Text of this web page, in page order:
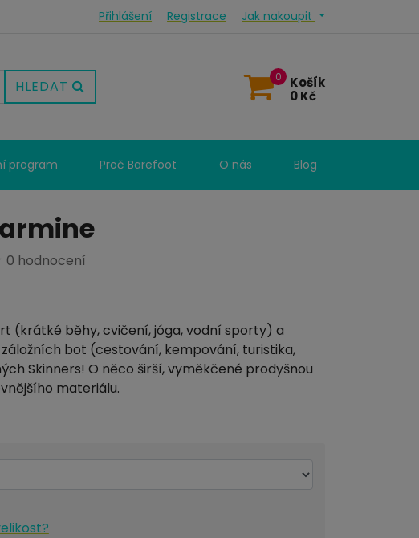
Přihlášení Registrace Jak nakoupit
HLEDAT
0
Košík
0 Kč
program Proč Barefoot O nás Blog
0 hodnocení
(krátké běhy, cvičení, jóga, vodní sporty) a
bot (cestování, kempování, turistika,
Skinners! O něco širší, vyměkčené prodyšnou
materiálu.